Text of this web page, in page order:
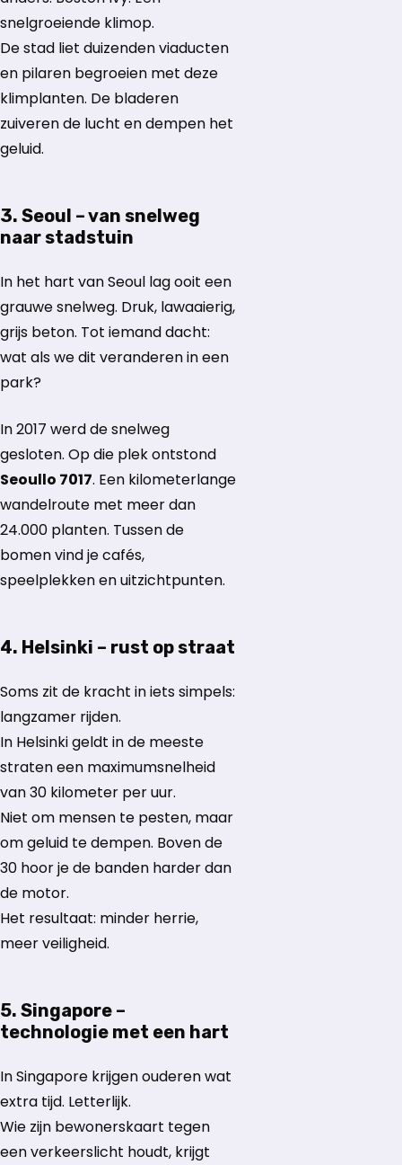
snelgroeiende klimop.
De stad liet duizenden viaducten
en pilaren begroeien met deze
klimplanten. De bladeren
zuiveren de lucht en dempen het
geluid.
3. Seoul – van snelweg
naar stadstuin
In het hart van Seoul lag ooit een
grauwe snelweg. Druk, lawaaierig,
grijs beton. Tot iemand dacht:
wat als we dit veranderen in een
park?
In 2017 werd de snelweg
gesloten. Op die plek ontstond
Seoullo 7017. Een kilometerlange
wandelroute met meer dan
24.000 planten. Tussen de
bomen vind je cafés,
speelplekken en uitzichtpunten.
4. Helsinki – rust op straat
Soms zit de kracht in iets simpels:
langzamer rijden.
In Helsinki geldt in de meeste
straten een maximumsnelheid
van 30 kilometer per uur.
Niet om mensen te pesten, maar
om geluid te dempen. Boven de
30 hoor je de banden harder dan
de motor.
Het resultaat: minder herrie,
meer veiligheid.
5. Singapore –
technologie met een hart
In Singapore krijgen ouderen wat
extra tijd. Letterlijk.
Wie zijn bewonerskaart tegen
een verkeerslicht houdt, krijgt